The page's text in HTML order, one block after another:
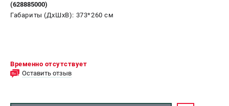
(628885000)
Габариты (ДхШхВ): 373*260 см
Временно отсутствует
Оставить отзыв